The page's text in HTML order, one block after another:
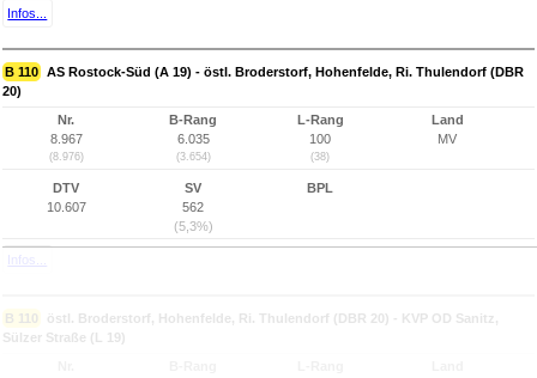
Infos...
B 110 AS Rostock-Süd (A 19) - östl. Broderstorf, Hohenfelde, Ri. Thulendorf (DBR
20)
Nr.
8.967
(8.976)
B-Rang
6.035
(3.654)
L-Rang
100
(38)
Land
MV
DTV
10.607
SV
562
(5,3%)
BPL
Infos...
B 110
östl. Broderstorf, Hohenfelde, Ri. Thulendorf (DBR 20) - KVP OD Sanitz,
Sülzer Straße (L 19)